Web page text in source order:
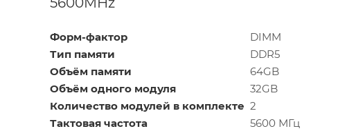
Форм-фактор
DIMM
Тип памяти
DDR5
Объём памяти
64GB
Объём одного модуля
32GB
Количество модулей в комплекте 2
Тактовая частота
5600 МГц